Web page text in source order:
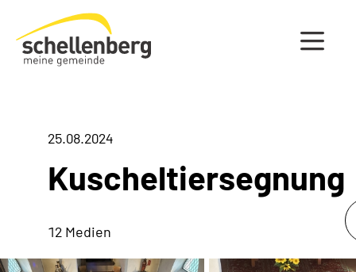
Gemeinde Schellenberg Startseite
25.08.2024
Kuscheltiersegnung
12 Medien